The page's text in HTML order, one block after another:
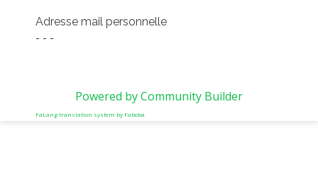
Adresse mail personnelle
- - -
Powered by Community Builder
FaLang translation system by Faboba